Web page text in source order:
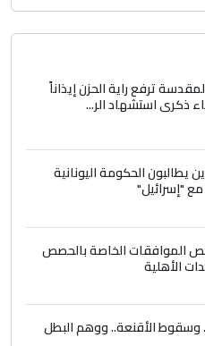
ترفع راية الحزن إيذاناً
ذكرى استشهاد الر...
يطالبون الحكومة اليونانية
"إسرائيل"
الموافقات الخاصة بالحصص
الأهلية
وسقوط الأقنعة.. ووهم البطل